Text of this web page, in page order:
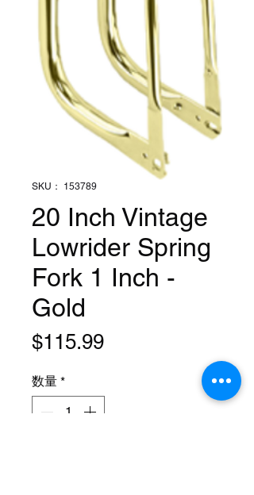
SKU： 153789
20 Inch Vintage
Lowrider Spring
Fork 1 Inch -
Gold
$115.99価
数量 *